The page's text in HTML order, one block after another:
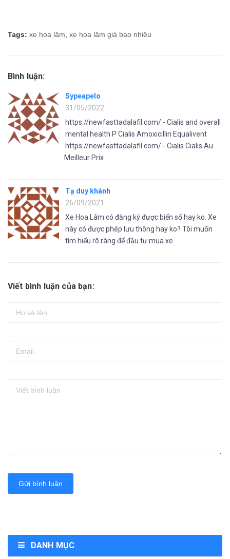
Tags: xe hoa lâm, xe hoa lâm giá bao nhiêu
Bình luận:
Sypeapelo
31/05/2022
https://newfasttadalafil.com/ - Cialis and overall
mental health P Cialis Amoxicillin Equalivent
https://newfasttadalafil.com/ - Cialis Cialis Au
Meilleur Prix
Tạ duy khánh
26/09/2021
Xe Hoa Lâm có đăng ký được biển số hay ko. Xe
này có được phép lưu thông hay ko? Tôi muốn
tìm hiểu rõ ràng để đầu tư mua xe
Viết bình luận của bạn:
Gửi bình luận
DANH MỤC